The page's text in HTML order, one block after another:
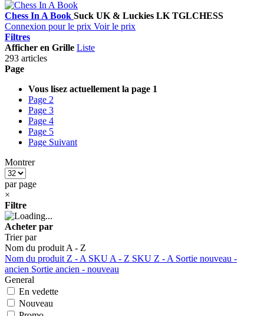
Chess In A Book Suck UK & Luckies LK TGLCHESS
Connexion pour le prix Voir le prix
Filtres
Afficher en Grille Liste
293 articles
Page
Vous lisez actuellement la page 1
Page 2
Page 3
Page 4
Page 5
Page Suivant
Montrer
par page
×
Filtre
Acheter par
Trier par
Nom du produit A - Z
Nom du produit Z - A SKU A - Z SKU Z - A Sortie nouveau -
ancien Sortie ancien - nouveau
General
En vedette
Nouveau